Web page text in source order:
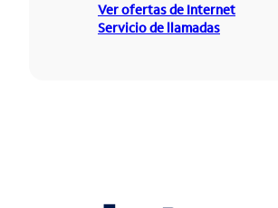
Ver ofertas de Internet
Servicio de llamadas